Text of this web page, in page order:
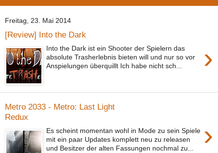
Freitag, 23. Mai 2014
[Review] Into the Dark
›
Into the Dark ist ein Shooter der Spielern das
absolute Trasherlebnis bieten will und nur so vor
Anspielungen überquillt Ich habe nicht sch...
Metro 2033 - Metro: Last Light
Redux
›
Es scheint momentan wohl in Mode zu sein Spiele
mit ein paar Updates komplett neu zu releasen
und Besitzer der alten Fassungen nochmal zu...